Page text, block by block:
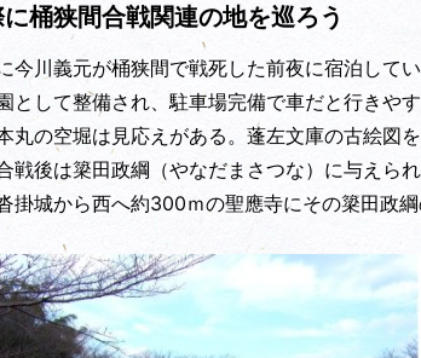
桶狭間合戦関連の地を巡ろう
今川義元が桶狭間で戦死した前夜に宿泊して
として整備され、駐車場完備で車だと行きや
丸の空堀は見応えがある。蓬左文庫の古絵図
戦後は簗田政綱（やなだまさつな）に与えら
掛城から西へ約300ｍの聖應寺にその簗田政